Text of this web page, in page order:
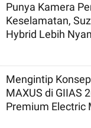
Punya Kamera
Keselamatan,
Hybrid Lebih
Mengintip
MAXUS di GIIAS
Premium Electric